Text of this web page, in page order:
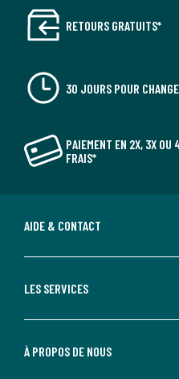
RETOURS GRATUITS*
30 JOURS POUR
PAIEMENT EN 2X, 3X OU
FRAIS*
AIDE & CONTACT
LES SERVICES
À PROPOS DE NOUS